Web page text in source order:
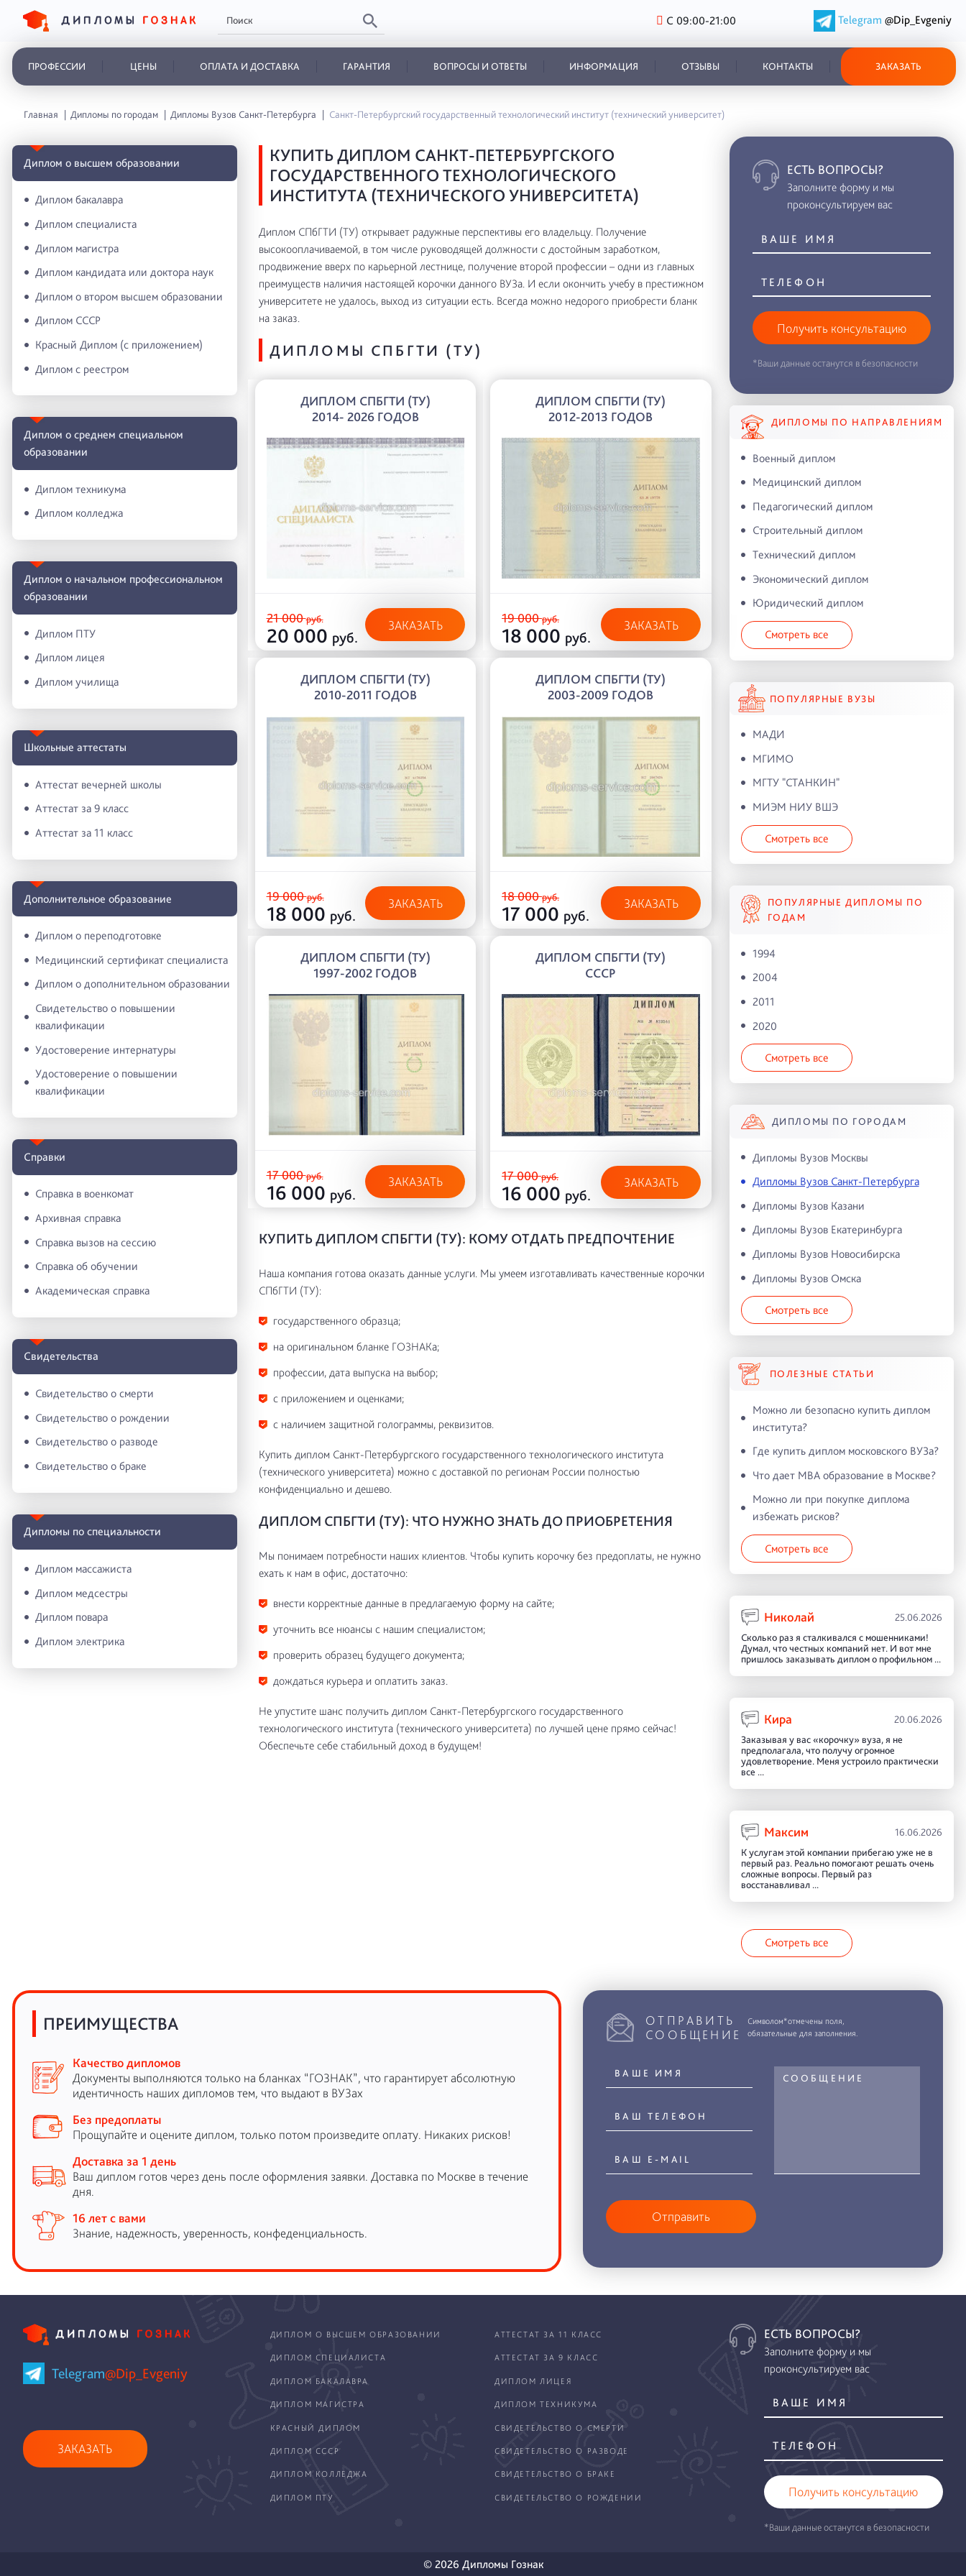
С 09:00-21:00 Telegram @Dip_Evgeniy
ПРОФЕССИИ ЦЕНЫ ОПЛАТА И ДОСТАВКА ГАРАНТИЯ ВОПРОСЫ И ОТВЕТЫ ИНФОРМАЦИЯ ОТЗЫВЫ КОНТАКТЫ ЗАКАЗАТЬ
Главная Дипломы по городам Дипломы Вузов Санкт-Петербурга Санкт-Петербургский государственный технологический институт (технический университет)
Диплом о высшем образовании
Диплом бакалавра
Диплом специалиста
Диплом магистра
Диплом кандидата или доктора наук
Диплом о втором высшем образовании
Диплом СССР
Красный Диплом (с приложением)
Диплом с реестром
Диплом о среднем специальном
образовании
Диплом техникума
Диплом колледжа
Диплом о начальном профессиональном
oбразовании
Диплом ПТУ
Диплом лицея
Диплом училища
Школьные аттестаты
Аттестат вечерней школы
Аттестат за 9 класс
Аттестат за 11 класс
Дополнительное образование
Диплом о переподготовке
Медицинский сертификат специалиста
Диплом о дополнительном образовании
Свидетельство о повышении
квалификации
Удостоверение интернатуры
Удостоверение о повышении
квалификации
Справки
Справка в военкомат
Архивная справка
Справка вызов на сессию
Справка об обучении
Академическая справка
Свидетельства
Свидетельство о смерти
Свидетельство о рождении
Свидетельство о разводе
Свидетельство о браке
Дипломы по специальности
Диплом массажиста
Диплом медсестры
Диплом повара
Диплом электрика
КУПИТЬ ДИПЛОМ САНКТ-ПЕТЕРБУРГСКОГО
ГОСУДАРСТВЕННОГО ТЕХНОЛОГИЧЕСКОГО
ИНСТИТУТА (ТЕХНИЧЕСКОГО УНИВЕРСИТЕТА)
Диплом СПбГТИ (ТУ) открывает радужные перспективы его владельцу. Получение
высокооплачиваемой, в том числе руководящей должности с достойным заработком,
продвижение вверх по карьерной лестнице, получение второй профессии – одни из главных
преимуществ наличия настоящей корочки данного ВУЗа. И если окончить учебу в престижном
университете не удалось, выход из ситуации есть. Всегда можно недорого приобрести бланк
на заказ.
ДИПЛОМЫ СПБГТИ (ТУ)
ДИПЛОМ СПБГТИ (ТУ)
2014- 2026 ГОДОВ
21 000руб.
20 000 руб.
ЗАКАЗАТЬ
ДИПЛОМ СПБГТИ (ТУ)
2012-2013 ГОДОВ
19 000руб.
18 000 руб.
ЗАКАЗАТЬ
ДИПЛОМ СПБГТИ (ТУ)
2010-2011 ГОДОВ
19 000руб.
18 000 руб.
ЗАКАЗАТЬ
ДИПЛОМ СПБГТИ (ТУ)
2003-2009 ГОДОВ
18 000руб.
17 000 руб.
ЗАКАЗАТЬ
ДИПЛОМ СПБГТИ (ТУ)
1997-2002 ГОДОВ
17 000руб.
16 000 руб.
ЗАКАЗАТЬ
ДИПЛОМ СПБГТИ (ТУ)
СССР
17 000руб.
16 000 руб.
ЗАКАЗАТЬ
КУПИТЬ ДИПЛОМ СПБГТИ (ТУ): КОМУ ОТДАТЬ ПРЕДПОЧТЕНИЕ
Наша компания готова оказать данные услуги. Мы умеем изготавливать качественные корочки
СПбГТИ (ТУ):
государственного образца;
на оригинальном бланке ГОЗНАКа;
профессии, дата выпуска на выбор;
с приложением и оценками;
с наличием защитной голограммы, реквизитов.
Купить диплом Санкт-Петербургского государственного технологического института
(технического университета) можно с доставкой по регионам России полностью
конфиденциально и дешево.
ДИПЛОМ СПБГТИ (ТУ): ЧТО НУЖНО ЗНАТЬ ДО ПРИОБРЕТЕНИЯ
Мы понимаем потребности наших клиентов. Чтобы купить корочку без предоплаты, не нужно
ехать к нам в офис, достаточно:
внести корректные данные в предлагаемую форму на сайте;
уточнить все нюансы с нашим специалистом;
проверить образец будущего документа;
дождаться курьера и оплатить заказ.
Не упустите шанс получить диплом Санкт-Петербургского государственного
технологического института (технического университета) по лучшей цене прямо сейчас!
Обеспечьте себе стабильный доход в будущем!
ЕСТЬ ВОПРОСЫ?
Заполните форму и мы
проконсультируем вас
Получить консультацию
*Ваши данные останутся в безопасности
ДИПЛОМЫ ПО НАПРАВЛЕНИЯМ
Военный диплом
Медицинский диплом
Педагогический диплом
Строительный диплом
Технический диплом
Экономический диплом
Юридический диплом
Смотреть все
ПОПУЛЯРНЫЕ ВУЗЫ
МАДИ
МГИМО
МГТУ "СТАНКИН"
МИЭМ НИУ ВШЭ
Смотреть все
ПОПУЛЯРНЫЕ ДИПЛОМЫ ПО
ГОДАМ
1994
2004
2011
2020
Смотреть все
ДИПЛОМЫ ПО ГОРОДАМ
Дипломы Вузов Москвы
Дипломы Вузов Санкт-Петербурга
Дипломы Вузов Казани
Дипломы Вузов Екатеринбурга
Дипломы Вузов Новосибирска
Дипломы Вузов Омска
Смотреть все
ПОЛЕЗНЫЕ СТАТЬИ
Можно ли безопасно купить диплом
института?
Где купить диплом московского ВУЗа?
Что дает MBA образование в Москве?
Можно ли при покупке диплома
избежать рисков?
Смотреть все
Николай 25.06.2026
Сколько раз я сталкивался с мошенниками!
Думал, что честных компаний нет. И вот мне
пришлось заказывать диплом о профильном ...
Кира 20.06.2026
Заказывая у вас «корочку» вуза, я не
предполагала, что получу огромное
удовлетворение. Меня устроило практически
все ...
Максим 16.06.2026
К услугам этой компании прибегаю уже не в
первый раз. Реально помогают решать очень
сложные вопросы. Первый раз
восстанавливал ...
Смотреть все
ПРЕИМУЩЕСТВА
Качество дипломов
Документы выполняются только на бланках “ГОЗНАК”, что гарантирует абсолютную
идентичность наших дипломов тем, что выдают в ВУЗах
Без предоплаты
Прощупайте и оцените диплом, только потом произведите оплату. Никаких рисков!
Доставка за 1 день
Ваш диплом готов через день после оформления заявки. Доставка по Москве в течение
дня.
16 лет с вами
Знание, надежность, уверенность, конфеденциальность.
ОТПРАВИТЬ
СООБЩЕНИЕ
Символом*отмечены поля,
обязательные для заполнения.
Отправить
Telegram@Dip_Evgeniy
ЗАКАЗАТЬ
ДИПЛОМ О ВЫСШЕМ ОБРАЗОВАНИИ АТТЕСТАТ ЗА 11 КЛАСС
ДИПЛОМ СПЕЦИАЛИСТА АТТЕСТАТ ЗА 9 КЛАСС
ДИПЛОМ БАКАЛАВРА ДИПЛОМ ЛИЦЕЯ
ДИПЛОМ МАГИСТРА ДИПЛОМ ТЕХНИКУМА
КРАСНЫЙ ДИПЛОМ СВИДЕТЕЛЬСТВО О СМЕРТИ
ДИПЛОМ СССР СВИДЕТЕЛЬСТВО О РАЗВОДЕ
ДИПЛОМ КОЛЛЕДЖА СВИДЕТЕЛЬСТВО О БРАКЕ
ДИПЛОМ ПТУ СВИДЕТЕЛЬСТВО О РОЖДЕНИИ
ЕСТЬ ВОПРОСЫ?
Заполните форму и мы
проконсультируем вас
Получить консультацию
*Ваши данные останутся в безопасности
© 2026 Дипломы Гознак